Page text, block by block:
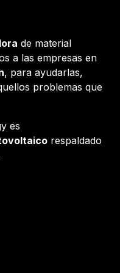
de material
a las empresas en
, para ayudarlas,
problemas que
es
respaldado